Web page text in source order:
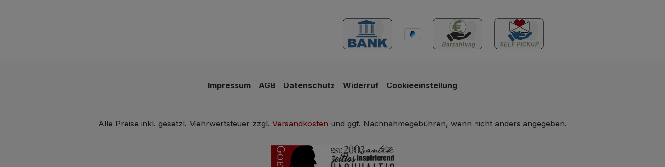
Impressum AGB Datenschutz Widerruf Cookieeinstellung
Alle Preise inkl. gesetzl. Mehrwertsteuer zzgl. Versandkosten und ggf. Nachnahmegebühren, wenn nicht anders angegeben.